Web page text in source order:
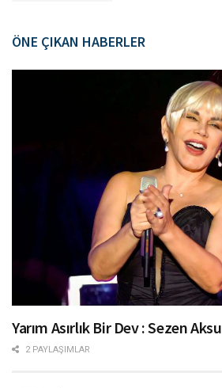
ÖNE ÇIKAN HABERLER
Yarım Asırlık Bir Dev : Sezen Aksu
2 PAYLAŞIMLAR